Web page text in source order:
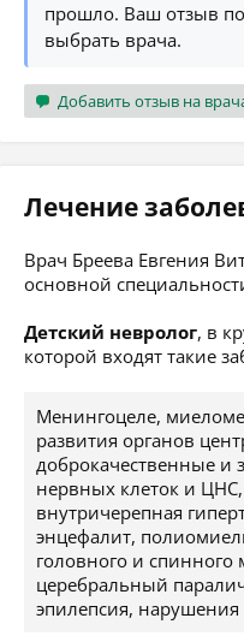
прошло. Ваш отзыв
выбрать врача.
Добавить отзыв на
Лечение
Врач Бреева Евгения
основной
Детский невролог, в
которой входят такие
Менингоцеле,
развития органов
доброкачественные и
нервных клеток и
внутричерепная
энцефалит,
головного и спинного
церебральный
эпилепсия, нарушения